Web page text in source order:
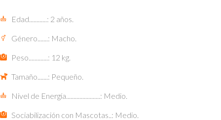
Edad............: 2 años.
Género.......: Macho.
Peso.............: 12 kg.
Tamaño.......: Pequeño.
Nivel de Energía.......................: Medio.
Sociabilización con Mascotas..: Medio.